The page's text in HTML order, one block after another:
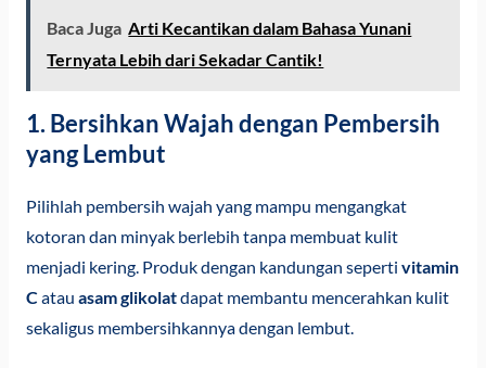
Baca Juga Arti Kecantikan dalam Bahasa Yunani
Ternyata Lebih dari Sekadar Cantik!
1. Bersihkan Wajah dengan Pembersih
yang Lembut
Pilihlah pembersih wajah yang mampu mengangkat
kotoran dan minyak berlebih tanpa membuat kulit
menjadi kering. Produk dengan kandungan seperti vitamin
Catau asam glikolatdapat membantu mencerahkan kulit
sekaligus membersihkannya dengan lembut.